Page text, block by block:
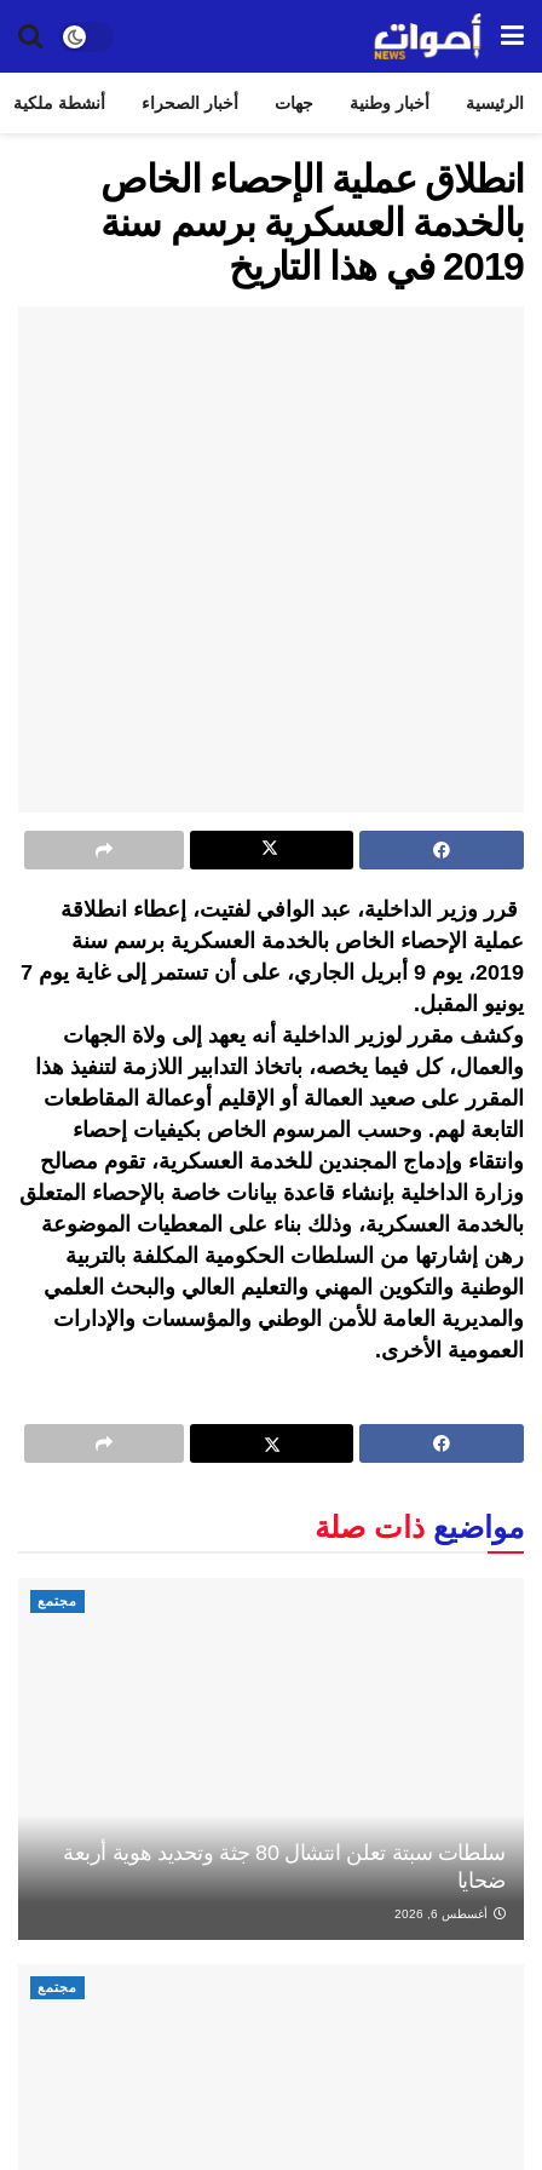
الرئيسية أخبار وطنية جهات أخبار الصحراء أنشطة ملكية
انطلاق عملية الإحصاء الخاص
بالخدمة العسكرية برسم سنة
2019 في هذا التاريخ
قرر وزير الداخلية، عبد الوافي لفتيت، إعطاء انطلاقة
عملية الإحصاء الخاص بالخدمة العسكرية برسم سنة
2019، يوم 9 أبريل الجاري، على أن تستمر إلى غاية يوم 7
يونيو المقبل.
وكشف مقرر لوزير الداخلية أنه يعهد إلى ولاة الجهات
والعمال، كل فيما يخصه، باتخاذ التدابير اللازمة لتنفيذ هذا
المقرر على صعيد العمالة أو الإقليم أوعمالة المقاطعات
التابعة لهم. وحسب المرسوم الخاص بكيفيات إحصاء
وانتقاء وإدماج المجندين للخدمة العسكرية، تقوم مصالح
وزارة الداخلية بإنشاء قاعدة بيانات خاصة بالإحصاء المتعلق
بالخدمة العسكرية، وذلك بناء على المعطيات الموضوعة
رهن إشارتها من السلطات الحكومية المكلفة بالتربية
الوطنية والتكوين المهني والتعليم العالي والبحث العلمي
والمديرية العامة للأمن الوطني والمؤسسات والإدارات
العمومية الأخرى.
مواضيع ذات صلة
مجتمع
سلطات سبتة تعلن انتشال 80 جثة وتحديد هوية أربعة
ضحايا
أغسطس 6, 2026
مجتمع